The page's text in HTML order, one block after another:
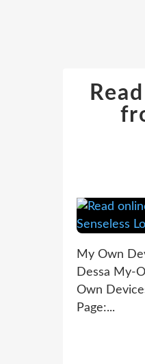
My Own
Dessa My-
Own
Page:...